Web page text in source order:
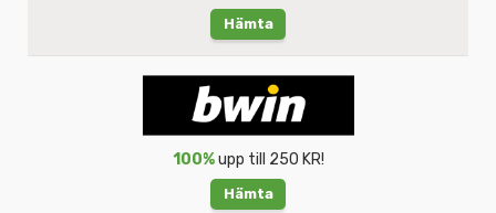
Hämta
100%upp till 250 KR!
Hämta